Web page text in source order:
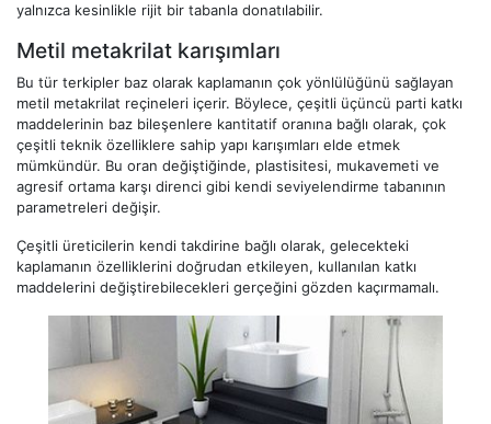
yalnızca kesinlikle rijit bir tabanla donatılabilir.
Metil metakrilat karışımları
Bu tür terkipler baz olarak kaplamanın çok yönlülüğünü sağlayan
metil metakrilat reçineleri içerir. Böylece, çeşitli üçüncü parti katkı
maddelerinin baz bileşenlere kantitatif oranına bağlı olarak, çok
çeşitli teknik özelliklere sahip yapı karışımları elde etmek
mümkündür. Bu oran değiştiğinde, plastisitesi, mukavemeti ve
agresif ortama karşı direnci gibi kendi seviyelendirme tabanının
parametreleri değişir.
Çeşitli üreticilerin kendi takdirine bağlı olarak, gelecekteki
kaplamanın özelliklerini doğrudan etkileyen, kullanılan katkı
maddelerini değiştirebilecekleri gerçeğini gözden kaçırmamalı.